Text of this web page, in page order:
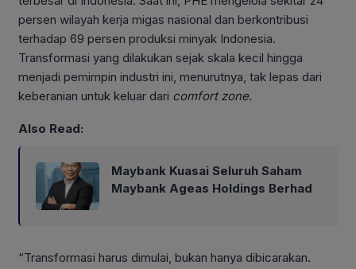
persen wilayah kerja migas nasional dan berkontribusi
terhadap 69 persen produksi minyak Indonesia.
Transformasi yang dilakukan sejak skala kecil hingga
menjadi pemimpin industri ini, menurutnya, tak lepas dari
keberanian untuk keluar dari comfort zone.
Also Read:
Maybank Kuasai Seluruh Saham
Maybank Ageas Holdings Berhad
“Transformasi harus dimulai, bukan hanya dibicarakan.